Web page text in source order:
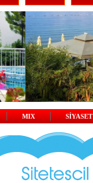
MIX SİYASET